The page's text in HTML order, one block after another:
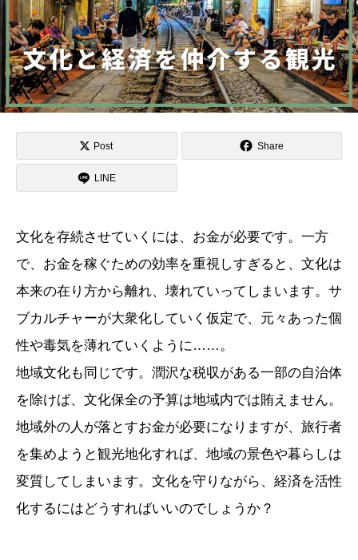
Post Share
LINE
文化を存続させていくには、お金が必要です。一方
で、お金を稼ぐための効率を重視しすぎると、文化は
本来の在り方から離れ、壊れていってしまいます。サ
ブカルチャーが大衆化していく仮定で、元々あった個
性や毒気を薄れていくように……。
地域文化も同じです。潤沢な税収がある一部の自治体
を除けば、文化保全の予算は地域内では賄えません。
地域外の人が落とすお金が必要になりますが、旅行者
を集めようと観光地化すれば、地域の景色や暮らしは
変質してしまいます。文化を守りながら、経済を活性
化するにはどうすればいいのでしょうか？